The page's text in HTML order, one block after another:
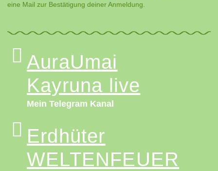
eine Mail zur Bestätigung deiner Anmeldung.
AuraUmai
Kayruna live
Mein Telegram Kanal
Erdhüter
WELTEN­FEUER